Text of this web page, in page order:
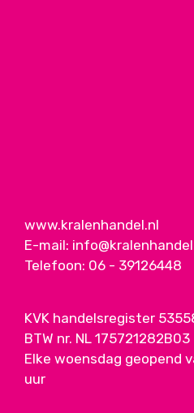
www.kralenhandel.nl
E-mail:
Telefoon: 06 - 39126448
KVK handelsregister
BTW nr. NL 175721282B03
Elke woensdag geopend
uur